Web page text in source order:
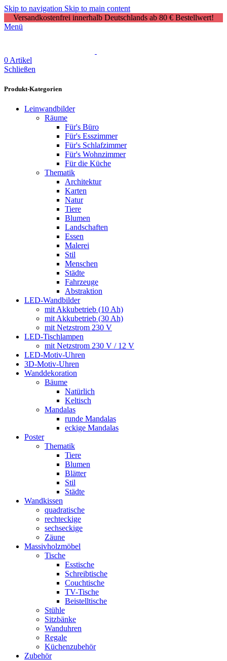
Skip to navigation Skip to main content
Versandkostenfrei innerhalb Deutschlands ab 80 € Bestellwert!
Menü
0 Artikel
Schließen
Produkt-Kategorien
Leinwandbilder
Räume
Für's Büro
Für's Esszimmer
Für's Schlafzimmer
Für's Wohnzimmer
Für die Küche
Thematik
Architektur
Karten
Natur
Tiere
Blumen
Landschaften
Essen
Malerei
Stil
Menschen
Städte
Fahrzeuge
Abstraktion
LED-Wandbilder
mit Akkubetrieb (10 Ah)
mit Akkubetrieb (30 Ah)
mit Netzstrom 230 V
LED-Tischlampen
mit Netzstrom 230 V / 12 V
LED-Motiv-Uhren
3D-Motiv-Uhren
Wanddekoration
Bäume
Natürlich
Keltisch
Mandalas
runde Mandalas
eckige Mandalas
Poster
Thematik
Tiere
Blumen
Blätter
Stil
Städte
Wandkissen
quadratische
rechteckige
sechseckige
Zäune
Massivholzmöbel
Tische
Esstische
Schreibtische
Couchtische
TV-Tische
Beistelltische
Stühle
Sitzbänke
Wanduhren
Regale
Küchenzubehör
Zubehör